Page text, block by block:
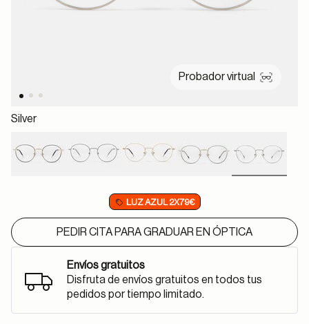
Probador virtual
Silver
LUZ AZUL 2X79€
PEDIR CITA PARA GRADUAR EN ÓPTICA
Envíos gratuitos
Disfruta de envíos gratuitos en todos tus
pedidos por tiempo limitado.